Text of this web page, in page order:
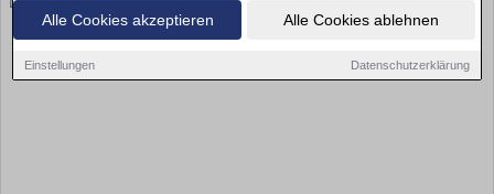
Alle Cookies akzeptieren Alle Cookies ablehnen
Einstellungen Datenschutzerklärung